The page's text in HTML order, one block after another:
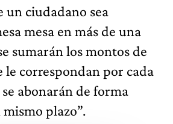
un ciudadano sea
mesa en más de una
sumarán los montos de
le correspondan por cada
abonarán de forma
plazo”.